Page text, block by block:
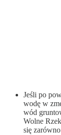
Jeśli po
wodę w
wód
Wolne
się